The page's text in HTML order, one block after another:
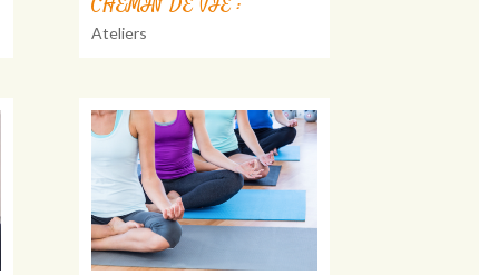
Ateliers